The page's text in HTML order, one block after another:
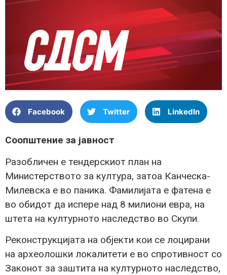
Facebook Twitter LinkedIn
Соопштение за јавност
Разобличен е тендерскиот план на
Министерството за култура, затоа Канческа-
Милевска е во паника. Фамилијата е фатена е
во обидот да испере над 8 милиони евра, на
штета на културното наследство во Скупи.
Реконструкцијата на објекти кои се лоцирани
на археолошки локалитети е во спротивност со
Законот за заштита на културното наследство,